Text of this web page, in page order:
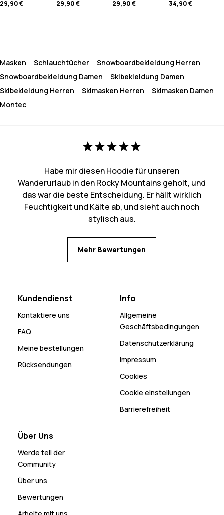
29,90 €
29,90 €
29,90 €
34,90 €
Masken Schlauchtücher
Snowboardbekleidung Herren
Snowboardbekleidung Damen
Skibekleidung Damen
Skibekleidung Herren
Skimasken Herren
Skimasken Damen
Montec
Habe mir diesen Hoodie für unseren
Wanderurlaub in den Rocky Mountains geholt, und
das war die beste Entscheidung. Er hällt wirklich
Feuchtigkeit und Kälte ab, und sieht auch noch
stylisch aus.
Mehr Bewertungen
Kundendienst
Kontaktiere uns
FAQ
Meine bestellungen
Rücksendungen
Info
Allgemeine
Geschäftsbedingungen
Datenschutzerklärung
Impressum
Cookies
Cookie einstellungen
Barrierefreiheit
Über Uns
Werde teil der
Community
Über uns
Bewertungen